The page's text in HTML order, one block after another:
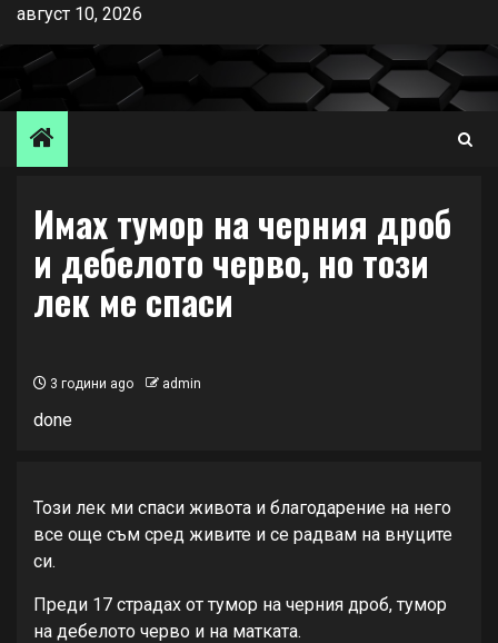
Skip
content
август 10, 2026
Имах тумор на черния дроб
и дебелото черво, но този
лек ме спаси
3 години ago admin
done
Този лек ми спаси живота и благодарение на него
все още съм сред живите и се радвам на внуците
си.
Преди 17 страдах от тумор на черния дроб, тумор
на дебелото черво и на матката.